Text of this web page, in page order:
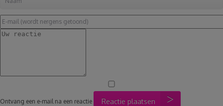
Ontvang een e-mail na een reactie Reactie plaatsen